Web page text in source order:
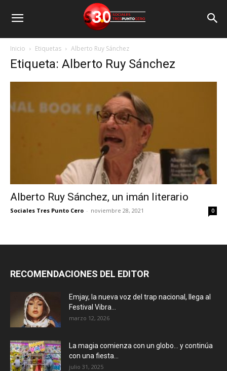
Inicio Etiquetas Alberto Ruy Sánchez
Etiqueta: Alberto Ruy Sánchez
Alberto Ruy Sánchez, un imán literario
Sociales Tres Punto Cero - noviembre 28, 2021 0
RECOMENDACIONES DEL EDITOR
Emjay, la nueva voz del trap nacional, llega al
Festival Vibra...
marzo 12, 2026
La magia comienza con un globo… y continúa
con una fiesta...
julio 31, 2025